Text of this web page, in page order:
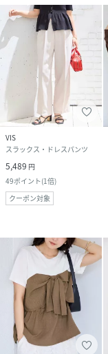
VIS
スラックス・ドレスパンツ
5,489 円
49ポイント(1倍)
クーポン対象